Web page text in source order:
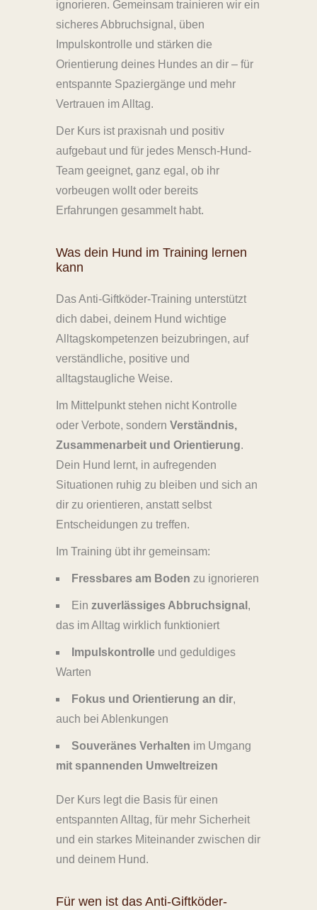
ignorieren. Gemeinsam trainieren wir ein
sicheres Abbruchsignal, üben
Impulskontrolle und stärken die
Orientierung deines Hundes an dir – für
entspannte Spaziergänge und mehr
Vertrauen im Alltag.
Der Kurs ist praxisnah und positiv
aufgebaut und für jedes Mensch-Hund-
Team geeignet, ganz egal, ob ihr
vorbeugen wollt oder bereits
Erfahrungen gesammelt habt.
Was dein Hund im Training lernen
kann
Das Anti-Giftköder-Training unterstützt
dich dabei, deinem Hund wichtige
Alltagskompetenzen beizubringen, auf
verständliche, positive und
alltagstaugliche Weise.
Im Mittelpunkt stehen nicht Kontrolle
oder Verbote, sondern Verständnis,
Zusammenarbeit und Orientierung.
Dein Hund lernt, in aufregenden
Situationen ruhig zu bleiben und sich an
dir zu orientieren, anstatt selbst
Entscheidungen zu treffen.
Im Training übt ihr gemeinsam:
Fressbares am Boden zu ignorieren
Ein zuverlässiges Abbruchsignal ,
das im Alltag wirklich funktioniert
Impulskontrolle und geduldiges
Warten
Fokus und Orientierung an dir,
auch bei Ablenkungen
Souveränes Verhalten im Umgang
mit spannenden Umweltreizen
Der Kurs legt die Basis für einen
entspannten Alltag, für mehr Sicherheit
und ein starkes Miteinander zwischen dir
und deinem Hund.
Für wen ist das Anti-Giftköder-